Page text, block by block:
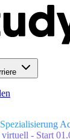
- Start